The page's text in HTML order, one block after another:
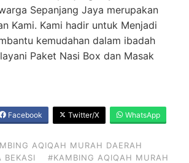
Sepanjang Jaya merupakan
Kami. Kami hadir untuk Menjadi
kemudahan dalam ibadah
Paket Nasi Box dan Masak
Facebook Twitter/X WhatsApp
AQIQAH MURAH DAERAH
BEKASI
#KAMBING AQIQAH MURAH